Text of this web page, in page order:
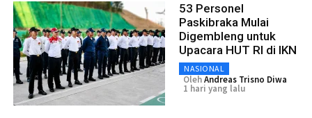
53 Personel
Paskibraka Mulai
Digembleng untuk
Upacara HUT RI di IKN
NASIONAL
OlehAndreas Trisno Diwa
1 hari yang lalu